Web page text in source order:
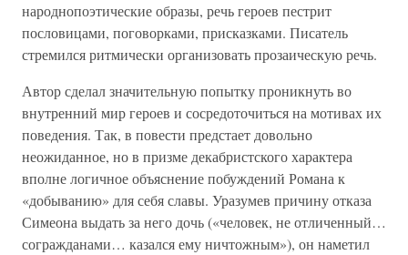
народнопоэтические образы, речь героев пестрит
пословицами, поговорками, присказками. Писатель
стремился ритмически организовать прозаическую речь.
Автор сделал значительную попытку проникнуть во
внутренний мир героев и сосредоточиться на мотивах их
поведения. Так, в повести предстает довольно
неожиданное, но в призме декабристского характера
вполне логичное объяснение побуждений Романа к
«добыванию» для себя славы. Уразумев причину отказа
Симеона выдать за него дочь («человек, не отличенный…
согражданами… казался ему ничтожным»), он наметил